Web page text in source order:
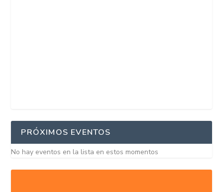
PRÓXIMOS EVENTOS
No hay eventos en la lista en estos momentos